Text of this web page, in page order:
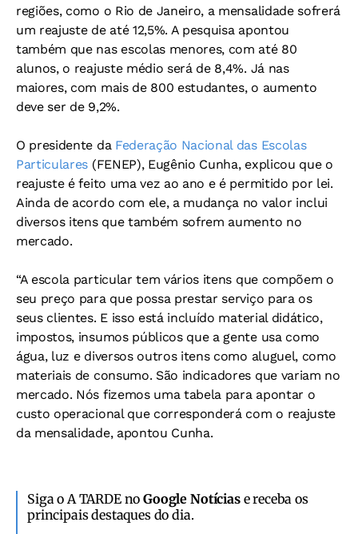
regiões, como o Rio de Janeiro, a mensalidade sofrerá
um reajuste de até 12,5%. A pesquisa apontou
também que nas escolas menores, com até 80
alunos, o reajuste médio será de 8,4%. Já nas
maiores, com mais de 800 estudantes, o aumento
deve ser de 9,2%.
O presidente da Federação Nacional das Escolas
Particulares (FENEP), Eugênio Cunha, explicou que o
reajuste é feito uma vez ao ano e é permitido por lei.
Ainda de acordo com ele, a mudança no valor inclui
diversos itens que também sofrem aumento no
mercado.
“A escola particular tem vários itens que compõem o
seu preço para que possa prestar serviço para os
seus clientes. E isso está incluído material didático,
impostos, insumos públicos que a gente usa como
água, luz e diversos outros itens como aluguel, como
materiais de consumo. São indicadores que variam no
mercado. Nós fizemos uma tabela para apontar o
custo operacional que corresponderá com o reajuste
da mensalidade, apontou Cunha.
Siga o A TARDE noGoogle Notíciase receba os
principais destaques do dia.